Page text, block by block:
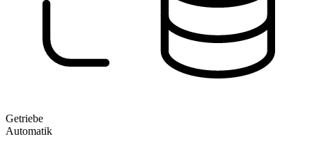
Getriebe
Automatik